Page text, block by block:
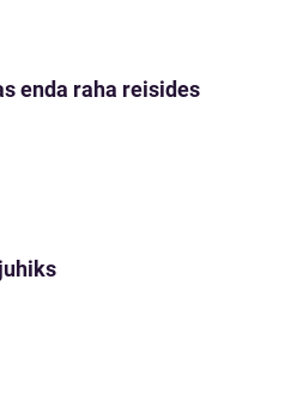
enda raha reisides